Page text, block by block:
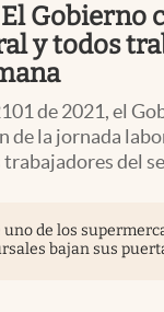
Gobierno
y todos
de 2021, el
de la jornada
trabajadores del
uno de los
bajan sus